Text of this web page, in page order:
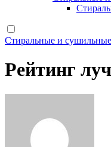
Стиральные и
Рейтинг